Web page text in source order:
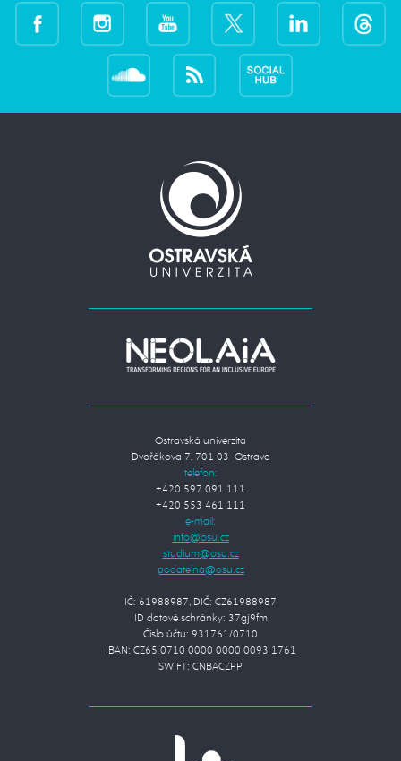
Ostravská univerzita
Dvořákova 7, 701 03 Ostrava
telefon:
+420 597 091 111
+420 553 461 111
e-mail:
IČ: 61988987, DIČ: CZ61988987
ID datové schránky: 37gj9fm
Číslo účtu: 931761/0710
IBAN: CZ65 0710 0000 0000 0093 1761
SWIFT: CNBACZPP